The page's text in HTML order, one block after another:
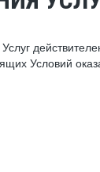
Условий